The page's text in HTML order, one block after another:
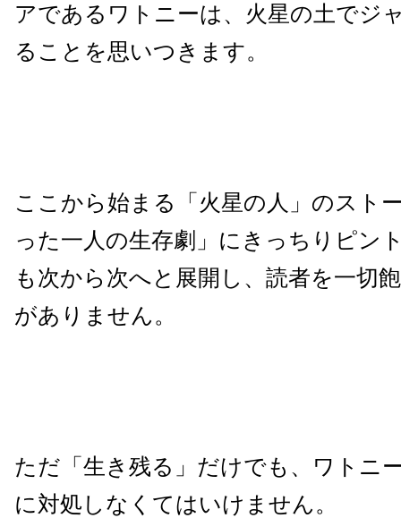
アであるワトニーは、火星の土でジ
ることを思いつきます。
ここから始まる「火星の人」のスト
った一人の生存劇」にきっちりピン
も次から次へと展開し、読者を一切
がありません。
ただ「生き残る」だけでも、ワトニ
に対処しなくてはいけません。